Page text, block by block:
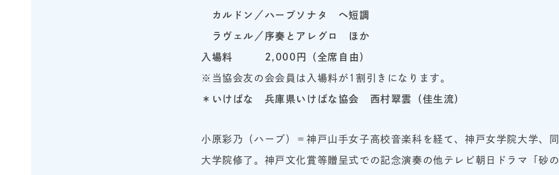
カルドン／ハープソナタ ヘ短調
ラヴェル／ 序奏とアレグロ ほか
入場料 2,000円（全席自由）
※当協会友の会会員は入場料が1割引きになります。
＊いけばな 兵庫県いけばな協会 西村翠雲（佳生流）
小原彩乃（ハープ）＝神戸山手女子高校音楽科を経て、神戸女学院大学、同
大学院修了。神戸文化賞等贈呈式での記念演奏の他テレビ朝日ドラマ「砂の